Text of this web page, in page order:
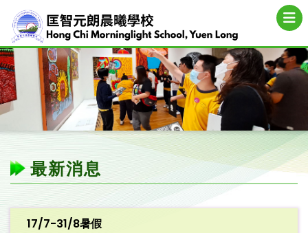
最新消息
17/7-31/8暑假